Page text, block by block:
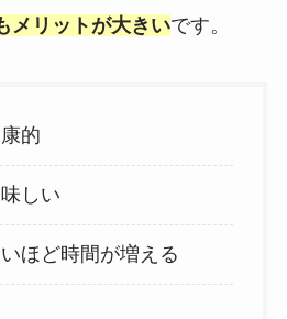
メリットが大きいです。
的
しい
ほど時間が増える